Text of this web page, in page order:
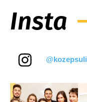
Insta
@kozepsuli